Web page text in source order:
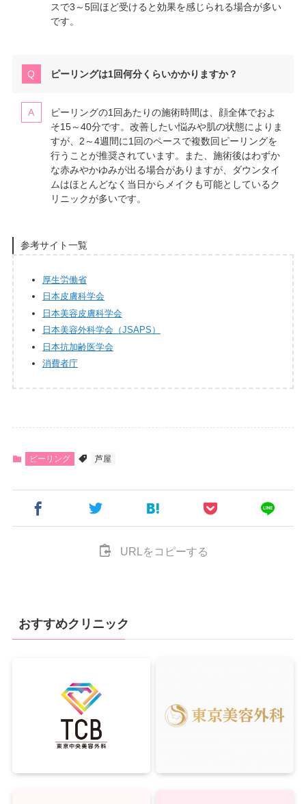
スで3～5回ほど受けると効果を感じられる場合が多い
です。
ピーリングは1回何分くらいかかりますか？
ピーリングの1回あたりの施術時間は、顔全体でおよ
そ15～40分です。改善したい悩みや肌の状態によりま
すが、2～4週間に1回のペースで複数回ピーリングを
行うことが推奨されています。また、施術後はわずか
な赤みやかゆみが出る場合がありますが、ダウンタイ
ムはほとんどなく当日からメイクも可能としているク
リニックが多いです。
参考サイト一覧
厚生労働省
日本皮膚科学会
日本美容皮膚科学会
日本美容外科学会（JSAPS）
日本抗加齢医学会
消費者庁
ピーリング 芦屋
URLをコピーする
おすすめクリニック